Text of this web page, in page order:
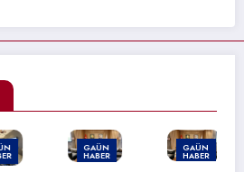
GAÜN
HABER
GAÜN
HABER